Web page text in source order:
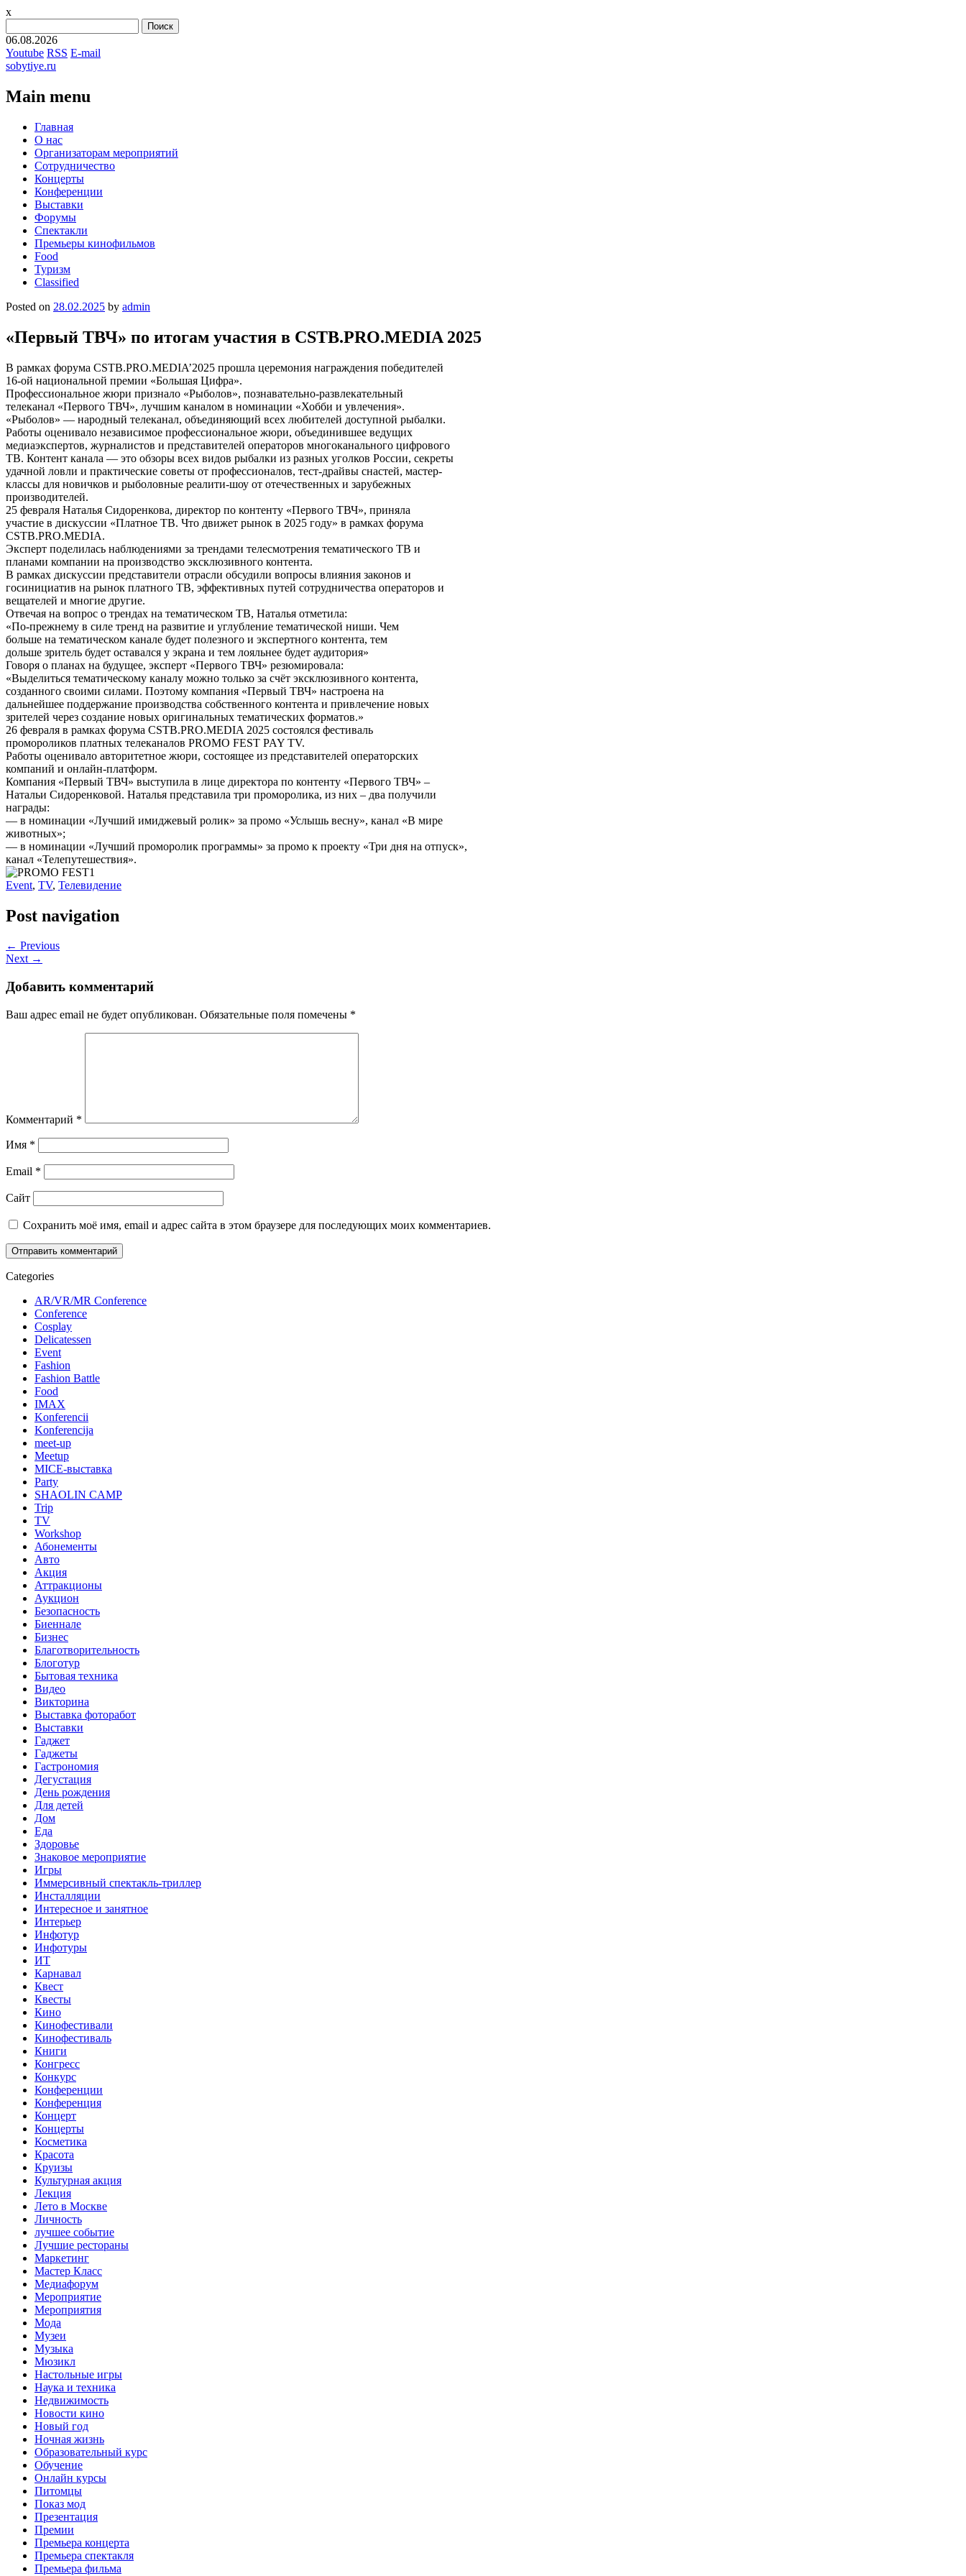
x
06.08.2026
Youtube RSS E-mail
sobytiye.ru
Main menu
Skip
content
Главная
О нас
Организаторам мероприятий
Сотрудничество
Концерты
Конференции
Выставки
Форумы
Спектакли
Премьеры кинофильмов
Food
Туризм
Сlassified
Posted on 28.02.2025 by admin
«Первый ТВЧ» по итогам участия в CSTB.PRO.MEDIA 2025
В рамках форума CSTB.PRO.MEDIA’2025 прошла церемония награждения победителей
16-ой национальной премии «Большая Цифра».
Профессиональное жюри признало «Рыболов», познавательно-развлекательный
телеканал «Первого ТВЧ», лучшим каналом в номинации «Хобби и увлечения».
«Рыболов» — народный телеканал, объединяющий всех любителей доступной рыбалки.
Работы оценивало независимое профессиональное жюри, объединившее ведущих
медиаэкспертов, журналистов и представителей операторов многоканального цифрового
ТВ. Контент канала — это обзоры всех видов рыбалки из разных уголков России, секреты
удачной ловли и практические советы от профессионалов, тест-драйвы снастей, мастер-
классы для новичков и рыболовные реалити-шоу от отечественных и зарубежных
производителей.
25 февраля Наталья Сидоренкова, директор по контенту «Первого ТВЧ», приняла
участие в дискуссии «Платное ТВ. Что движет рынок в 2025 году» в рамках форума
CSTB.PRO.MEDIA.
Эксперт поделилась наблюдениями за трендами телесмотрения тематического ТВ и
планами компании на производство эксклюзивного контента.
В рамках дискуссии представители отрасли обсудили вопросы влияния законов и
госинициатив на рынок платного ТВ, эффективных путей сотрудничества операторов и
вещателей и многие другие.
Отвечая на вопрос о трендах на тематическом ТВ, Наталья отметила:
«По-прежнему в силе тренд на развитие и углубление тематической ниши. Чем
больше на тематическом канале будет полезного и экспертного контента, тем
дольше зритель будет оставался у экрана и тем лояльнее будет аудитория»
Говоря о планах на будущее, эксперт «Первого ТВЧ» резюмировала:
«Выделиться тематическому каналу можно только за счёт эксклюзивного контента,
созданного своими силами. Поэтому компания «Первый ТВЧ» настроена на
дальнейшее поддержание производства собственного контента и привлечение новых
зрителей через создание новых оригинальных тематических форматов.»
26 февраля в рамках форума CSTB.PRO.MEDIA 2025 состоялся фестиваль
промороликов платных телеканалов PROMO FEST PAY TV.
Работы оценивало авторитетное жюри, состоящее из представителей операторских
компаний и онлайн-платформ.
Компания «Первый ТВЧ» выступила в лице директора по контенту «Первого ТВЧ» –
Натальи Сидоренковой. Наталья представила три проморолика, из них – два получили
награды:
— в номинации «Лучший имиджевый ролик» за промо «Услышь весну», канал «В мире
животных»;
— в номинации «Лучший проморолик программы» за промо к проекту «Три дня на отпуск»,
канал «Телепутешествия».
Event, TV, Телевидение
Post navigation
← Previous
Next →
Добавить комментарий
Ваш адрес email не будет опубликован. Обязательные поля помечены *
Комментарий *
Имя *
Email *
Сайт
Сохранить моё имя, email и адрес сайта в этом браузере для последующих моих комментариев.
Categories
AR/VR/MR Conference
Conference
Cosplay
Delicatessen
Event
Fashion
Fashion Battle
Food
IMAX
Konferencii
Konferencija
meet-up
Meetup
MICE-выставка
Party
SHAOLIN CAMP
Trip
TV
Workshop
Абонементы
Авто
Акция
Аттракционы
Аукцион
Безопасность
Биеннале
Бизнес
Благотворительность
Блоготур
Бытовая техника
Видео
Викторина
Выставка фоторабот
Выставки
Гаджет
Гаджеты
Гастрономия
Дегустация
День рождения
Для детей
Дом
Еда
Здоровье
Знаковое мероприятие
Игры
Иммерсивный спектакль-триллер
Инсталляции
Интересное и занятное
Интерьер
Инфотур
Инфотуры
ИТ
Карнавал
Квест
Квесты
Кино
Кинофестивали
Кинофестиваль
Книги
Конгресс
Конкурс
Конференции
Конференция
Концерт
Концерты
Косметика
Красота
Круизы
Культурная акция
Лекция
Лето в Москве
Личность
лучшее событие
Лучшие рестораны
Маркетинг
Мастер Класс
Медиафорум
Мероприятие
Мероприятия
Мода
Музеи
Музыка
Мюзикл
Настольные игры
Наука и техника
Недвижимость
Новости кино
Новый год
Ночная жизнь
Образовательный курс
Обучение
Онлайн курсы
Питомцы
Показ мод
Презентация
Премии
Премьера концерта
Премьера спектакля
Премьера фильма